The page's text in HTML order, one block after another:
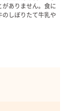
ありません。食に
しぼりたて牛乳や